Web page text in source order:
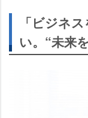
「ビジネ
い。“未来